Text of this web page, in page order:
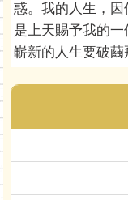
惑。我的人生，
是上天賜予我的
嶄新的人生要破繭